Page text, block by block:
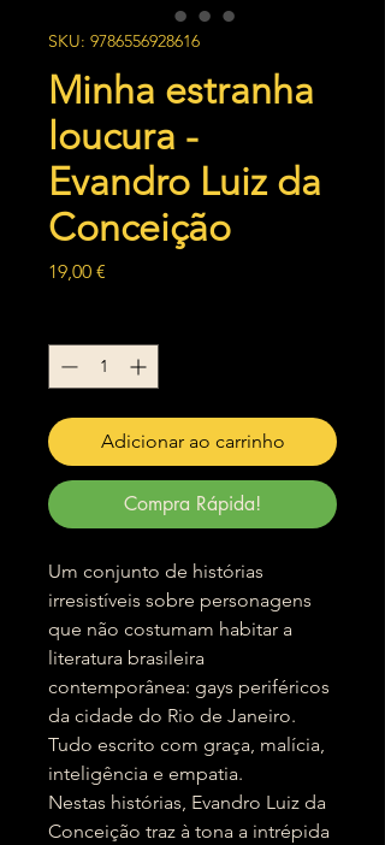
SKU: 9786556928616
Minha estranha
loucura -
Evandro Luiz da
Conceição
19,00 €
Adicionar ao carrinho
Compra Rápida!
Um conjunto de histórias
irresistíveis sobre personagens
que não costumam habitar a
literatura brasileira
contemporânea: gays periféricos
da cidade do Rio de Janeiro.
Tudo escrito com graça, malícia,
inteligência e empatia.
Nestas histórias, Evandro Luiz da
Conceição traz à tona a intrépida